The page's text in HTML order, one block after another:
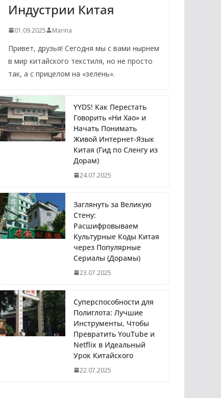
Индустрии Китая
01.09.2025 Marina
Привет, друзья! Сегодня мы с вами нырнем
в мир китайского текстиля, но не просто
так, а с прицелом на «зелень».
YYDS! Как Перестать
Говорить «Ни Хао» и
Начать Понимать
Живой Интернет-Язык
Китая (Гид по Сленгу из
Дорам)
24.07.2025
Заглянуть за Великую
Стену:
Расшифровываем
Культурные Коды Китая
через Популярные
Сериалы (Дорамы)
23.07.2025
Суперспособности для
Полиглота: Лучшие
Инструменты, Чтобы
Превратить YouTube и
Netflix в Идеальный
Урок Китайского
22.07.2025